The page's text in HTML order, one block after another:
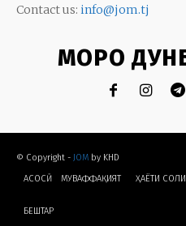
Contact us: info@jom.tj
МОРО
© Copyright - JOM by KHD
АСОСӢ
МУВАФФАҚИЯТ ҲАЁТИ
БЕШТАР